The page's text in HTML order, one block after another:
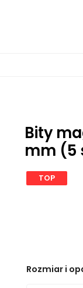
Bity
mm (5
TOP
Rozmiar i